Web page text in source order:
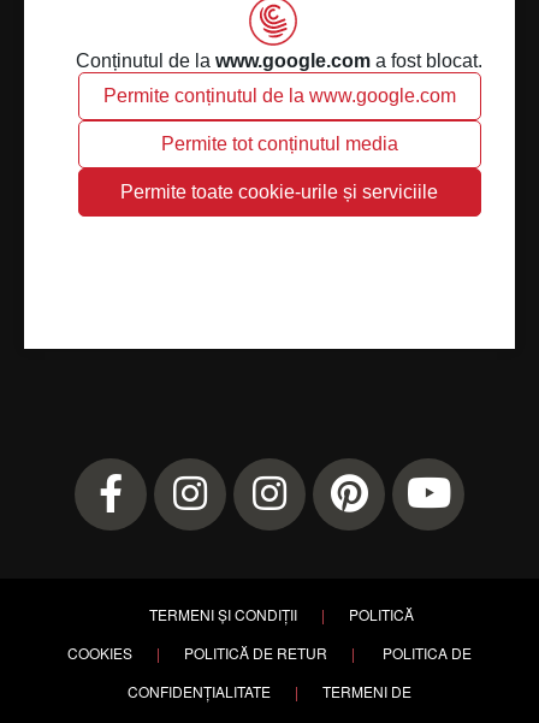
TERMENI ȘI CONDIȚII |
POLITICĂ
COOKIES
| POLITICĂ DE RETUR |
POLITICA DE
CONFIDENȚIALITATE
|
TERMENI DE